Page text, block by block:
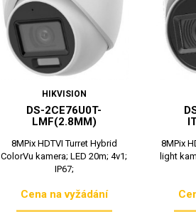
HIKVISION
DS-2CE76U0T-
LMF(2.8MM)
8MPix HDTVI Turret Hybrid
ColorVu kamera; LED 20m; 4v1;
IP67;
Cena
Cena na vyžádání
8MPix
light